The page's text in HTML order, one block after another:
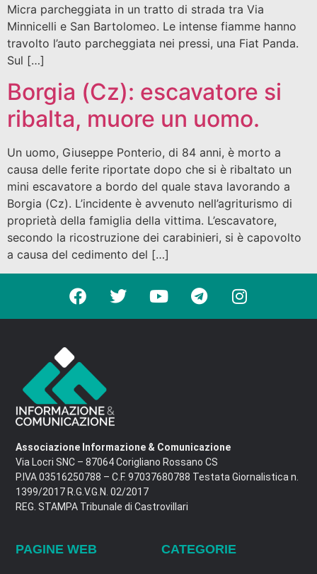
Micra parcheggiata in un tratto di strada tra Via
Minnicelli e San Bartolomeo. Le intense fiamme hanno
travolto l’auto parcheggiata nei pressi, una Fiat Panda.
Sul […]
Borgia (Cz): escavatore si
ribalta, muore un uomo.
Un uomo, Giuseppe Ponterio, di 84 anni, è morto a
causa delle ferite riportate dopo che si è ribaltato un
mini escavatore a bordo del quale stava lavorando a
Borgia (Cz). L’incidente è avvenuto nell’agriturismo di
proprietà della famiglia della vittima. L’escavatore,
secondo la ricostruzione dei carabinieri, si è capovolto
a causa del cedimento del […]
Associazione Informazione & Comunicazione
Via Locri SNC – 87064 Corigliano Rossano CS
P.IVA 03516250788 – C.F. 97037680788 Testata Giornalistica n.
1399/2017 R.G.V.G.N. 02/2017
REG. STAMPA Tribunale di Castrovillari
PAGINE WEB CATEGORIE